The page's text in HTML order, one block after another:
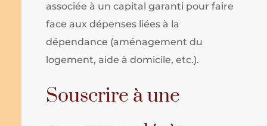
associée à un capital garanti pour faire
face aux dépenses liées à la
dépendance (aménagement du
logement, aide à domicile, etc.).
Souscrire à une